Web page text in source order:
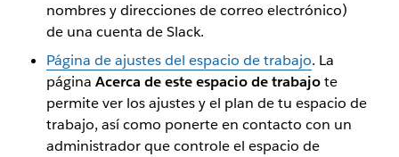
nombres y direcciones de correo electrónico)
de una cuenta de Slack.
Página de ajustes del espacio de trabajo. La
página Acerca de este espacio de trabajote
permite ver los ajustes y el plan de tu espacio de
trabajo, así como ponerte en contacto con un
administrador que controle el espacio de